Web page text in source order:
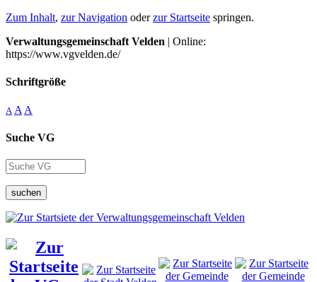
Zum Inhalt, zur Navigation oderzur Startseite springen.
Verwaltungsgemeinschaft Velden | Online:
https://www.vgvelden.de/
Schriftgröße
A A A
Suche VG
suchen